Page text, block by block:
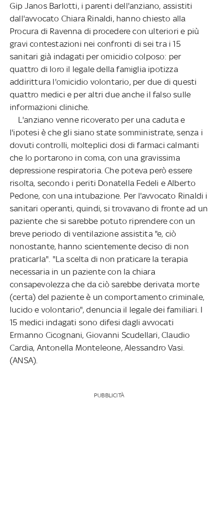
Gip Janos Barlotti, i parenti dell'anziano, assistiti
dall'avvocato Chiara Rinaldi, hanno chiesto alla
Procura di Ravenna di procedere con ulteriori e più
gravi contestazioni nei confronti di sei tra i 15
sanitari già indagati per omicidio colposo: per
quattro di loro il legale della famiglia ipotizza
addirittura l'omicidio volontario, per due di questi
quattro medici e per altri due anche il falso sulle
informazioni cliniche.
L'anziano venne ricoverato per una caduta e
l'ipotesi è che gli siano state somministrate, senza i
dovuti controlli, molteplici dosi di farmaci calmanti
che lo portarono in coma, con una gravissima
depressione respiratoria. Che poteva però essere
risolta, secondo i periti Donatella Fedeli e Alberto
Pedone, con una intubazione. Per l'avvocato Rinaldi i
sanitari operanti, quindi, si trovavano di fronte ad un
paziente che si sarebbe potuto riprendere con un
breve periodo di ventilazione assistita "e, ciò
nonostante, hanno scientemente deciso di non
praticarla". "La scelta di non praticare la terapia
necessaria in un paziente con la chiara
consapevolezza che da ciò sarebbe derivata morte
(certa) del paziente è un comportamento criminale,
lucido e volontario", denuncia il legale dei familiari. I
15 medici indagati sono difesi dagli avvocati
Ermanno Cicognani, Giovanni Scudellari, Claudio
Cardia, Antonella Monteleone, Alessandro Vasi.
(ANSA).
PUBBLICITÀ